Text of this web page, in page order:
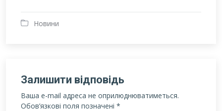
Новини
Залишити відповідь
Ваша e-mail адреса не оприлюднюватиметься.
Обов’язкові поля позначені *